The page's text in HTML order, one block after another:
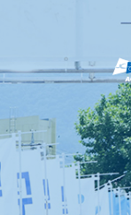
【会議報告】諏